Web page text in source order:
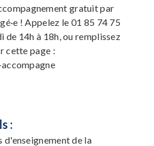
gratuit par
! Appelez le 01 85 74 75
de 14h à 18h, ou remplissez
cette page :
:
d'enseignement de la